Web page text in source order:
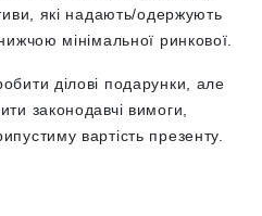
які надають/одержують
мінімальної ринкової.
ділові подарунки, але
законодавчі вимоги,
вартість презенту.